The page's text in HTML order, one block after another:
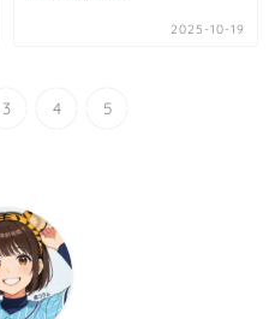
2025-10-19
3 4 5